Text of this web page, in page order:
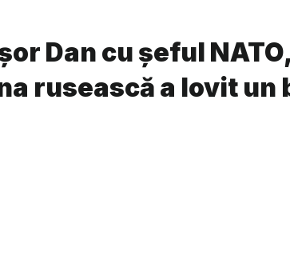
Dan cu șeful
rusească a lovit un